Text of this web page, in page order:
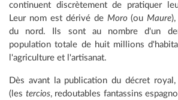
continuent discrètement de pratiquer
Leur nom est dérivé de Moro(ouMaure
du nord. Ils sont au nombre d'un
population totale de huit millions
l'agriculture et l'artisanat.
Dès avant la publication du décret royal,
(les tercios, redoutables fantassins